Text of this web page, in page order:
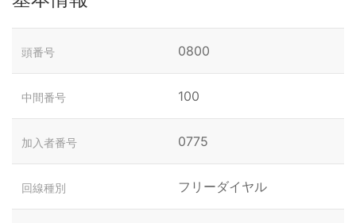
頭番号 0800
中間番号 100
加入者番号 0775
回線種別 フリーダイヤル